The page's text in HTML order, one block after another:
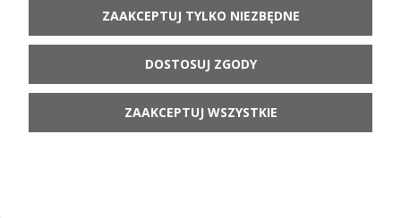
Pudełko na kubek 10,5 cm Manufaktura w
ZAAKCEPTUJ TYLKO NIEZBĘDNE
DOSTOSUJ ZGODY
ZAAKCEPTUJ WSZYSTKIE